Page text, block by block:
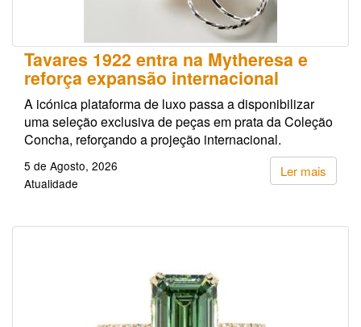
Tavares 1922 entra na Mytheresa e
reforça expansão internacional
A icónica plataforma de luxo passa a disponibilizar
uma seleção exclusiva de peças em prata da Coleção
Concha, reforçando a projeção internacional.
Ler mais
5 de Agosto, 2026
Atualidade